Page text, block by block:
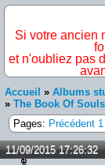
Si votre ancien
et n'oubliez pas
Accueil » Albums
» The Book Of
Pages: Précédent 1
11/09/2015 17:26:32